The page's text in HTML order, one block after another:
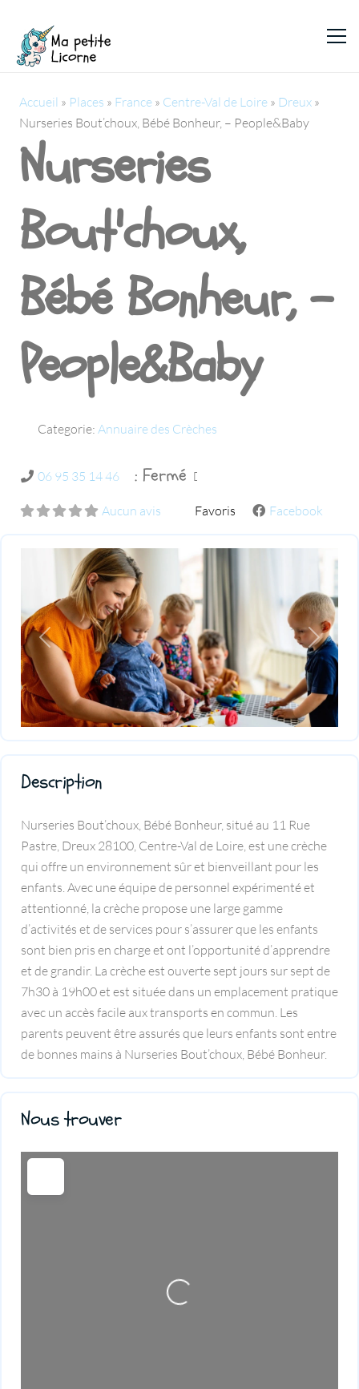
Accueil » Places » France » Centre-Val de Loire » Dreux »
Nurseries Bout’choux, Bébé Bonheur, – People&Baby
Nurseries
Bout'choux,
Bébé Bonheur, -
People&Baby
Categorie: Annuaire des Crèches
06 95 35 14 46 : Fermé
Aucun avis Favoris Facebook
Previous Next
Description
Nurseries Bout’choux, Bébé Bonheur, situé au 11 Rue
Pastre, Dreux 28100, Centre-Val de Loire, est une crèche
qui offre un environnement sûr et bienveillant pour les
enfants. Avec une équipe de personnel expérimenté et
attentionné, la crèche propose une large gamme
d’activités et de services pour s’assurer que les enfants
sont bien pris en charge et ont l’opportunité d’apprendre
et de grandir. La crèche est ouverte sept jours sur sept de
7h30 à 19h00 et est située dans un emplacement pratique
avec un accès facile aux transports en commun. Les
parents peuvent être assurés que leurs enfants sont entre
de bonnes mains à Nurseries Bout’choux, Bébé Bonheur.
Nous trouver
Loading...